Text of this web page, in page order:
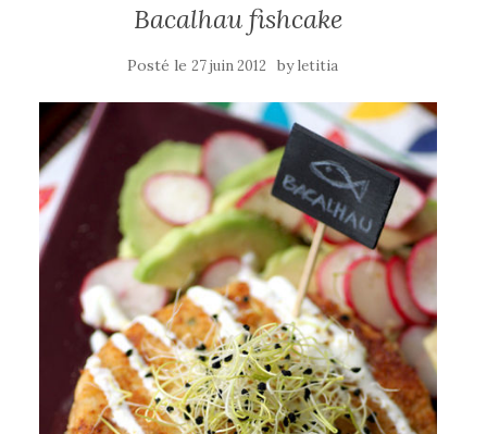
Bacalhau fishcake
Posté le 27 juin 2012 byletitia